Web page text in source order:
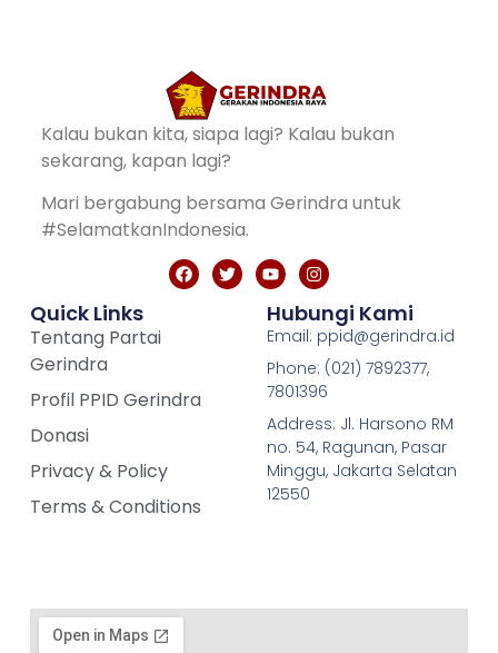
Kalau bukan kita, siapa lagi? Kalau bukan
sekarang, kapan lagi?
Mari bergabung bersama Gerindra untuk
#SelamatkanIndonesia.
Quick Links
Tentang Partai
Gerindra
Profil PPID Gerindra
Donasi
Privacy & Policy
Terms & Conditions
Hubungi Kami
Email: ppid@gerindra.id
Phone: (021) 7892377,
7801396
Address: Jl. Harsono RM
no. 54, Ragunan, Pasar
Minggu, Jakarta Selatan
12550